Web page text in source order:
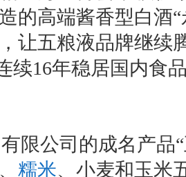
的高端酱香型白酒“
让五粮液品牌继续
续16年稳居国内食
限公司的成名产品“
糯米、小麦和玉米